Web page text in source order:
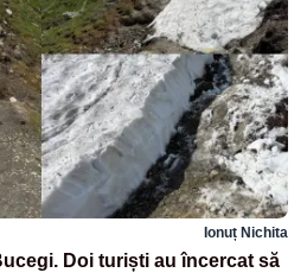
Ionuț Nichita
Doi turiști au încercat să